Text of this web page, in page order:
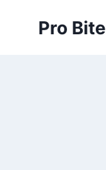
Pro Bite